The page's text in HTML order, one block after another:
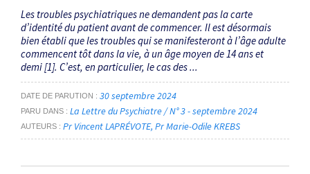
Les troubles psychiatriques ne demandent pas la carte
d’identité du patient avant de commencer. Il est désormais
bien établi que les troubles qui se manifesteront à l’âge adulte
commencent tôt dans la vie, à un âge moyen de 14 ans et
demi [1]. C’est, en particulier, le cas des ...
DATE DE PARUTION 30 septembre 2024
PARU DANS La Lettre du Psychiatre / N° 3 - septembre 2024
AUTEURS Pr Vincent LAPRÉVOTE Pr Marie-Odile KREBS